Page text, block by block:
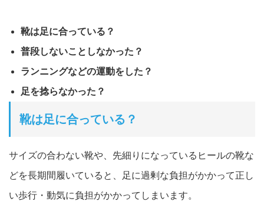
靴は足に合っている？
普段しないことしなかった？
ランニングなどの運動をした？
足を捻らなかった？
靴は足に合っている？
サイズの合わない靴や、先細りになっているヒールの靴な
どを長期 間履いていると、足に過剰な負担がかかって正し
い歩行・動気に負担がかかってしまいます。